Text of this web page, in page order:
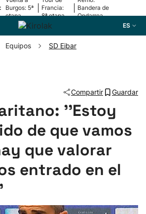
Burgos: 5ª
etapa
Francia:
8ª etapa
Bandera de
Ondarroa
ES
Equipos SD Eibar
Compartir Guardar
''Estoy
de que vamos
que valorar
entrado en el